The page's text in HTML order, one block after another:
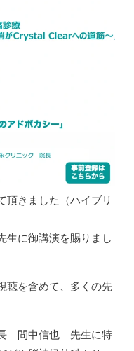
頂きました（ハイブリ
生に御講演を賜りまし
聴を含めて、多くの先
間中信也 先生に特